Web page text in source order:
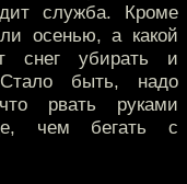
служба. Кроме
осенью, а какой
снег убирать и
быть, надо
рвать руками
чем бегать с